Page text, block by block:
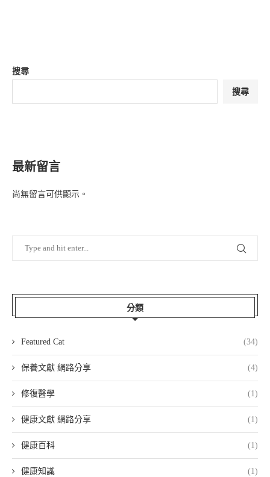
搜尋
搜尋
最新留言
尚無留言可供顯示。
分類
Featured Cat (34)
保養文獻 網路分享 (4)
修復醫學 (1)
健康文獻 網路分享 (1)
健康百科 (1)
健康知識 (1)